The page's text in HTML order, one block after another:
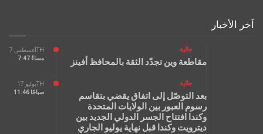
آخر الأخبار
أغسطس 7TH
7:47 مساءً
جالية
مقاطعة وين تجدّد الثقة بالمحافظ أفينز
يوليو 17TH
11:46 صباحًا
جالية
بعد التوصّل إلى اتفاق يقضي بتقاسم
رسوم العبور بين الولايات المتحدة
وكندا افتتاح الجسر الدولي الجديد بين
ديترويت وكندا قبل نهاية يوليو الجاري